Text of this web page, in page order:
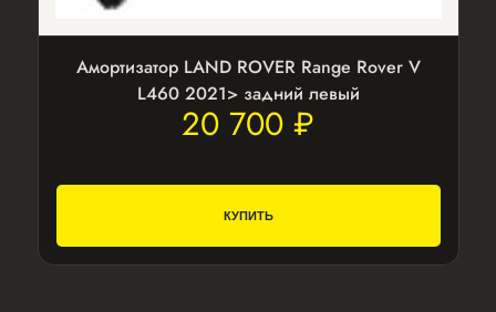
Амортизатор LAND ROVER Range Rover V
L460 2021> задний левый
20 700 ₽
КУПИТЬ